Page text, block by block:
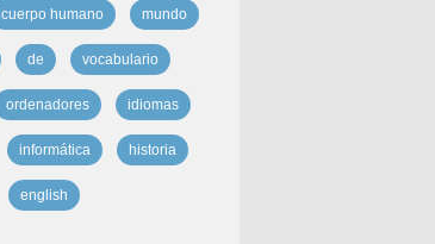
cuerpo humano mundo
de vocabulario
ordenadores idiomas
informática historia
english